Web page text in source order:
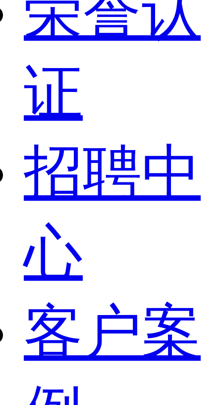
证
招聘中
心
客户案